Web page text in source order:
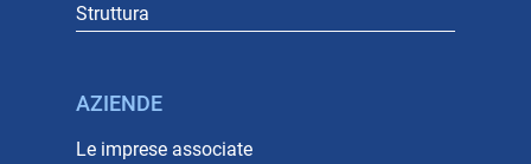
Struttura
AZIENDE
Le imprese associate